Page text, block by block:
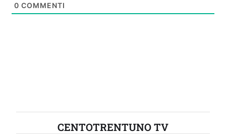
0 COMMENTI
CENTOTRENTUNO TV